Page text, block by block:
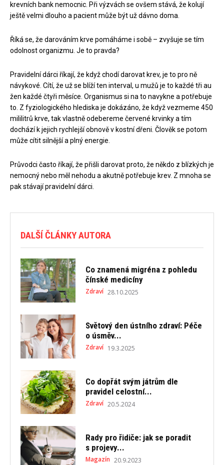
krevních bank nemocnic. Při výzvách se ovšem stává, že kolují
ještě velmi dlouho a pacient může být už dávno doma.
Říká se, že darováním krve pomáháme i sobě – zvyšuje se tím
odolnost organizmu. Je to pravda?
Pravidelní dárci říkají, že když chodí darovat krev, je to pro ně
návykové. Cítí, že už se blíží ten interval, u mužů je to každé tři au
žen každé čtyři měsíce. Organismus si na to navykne a potřebuje
to. Z fyziologického hlediska je dokázáno, že když vezmeme 450
mililitrů krve, tak vlastně odebereme červené krvinky a tím
dochází k jejich rychlejší obnově v kostní dřeni. Člověk se potom
může cítit silnější a plný energie.
Průvodci často říkají, že přišli darovat proto, že někdo z blízkých je
nemocný nebo měl nehodu a akutně potřebuje krev. Z mnoha se
pak stávají pravidelní dárci.
DALŠÍ ČLÁNKY AUTORA
Co znamená migréna z pohledu
čínské medicíny
Zdraví 28.10.2025
Světový den ústního zdraví: Péče
o úsměv...
Zdraví 19.3.2025
Co dopřát svým játrům dle
pravidel celostní...
Zdraví 20.5.2024
Rady pro řidiče: jak se poradit
s projevy...
Magazín 20.9.2023